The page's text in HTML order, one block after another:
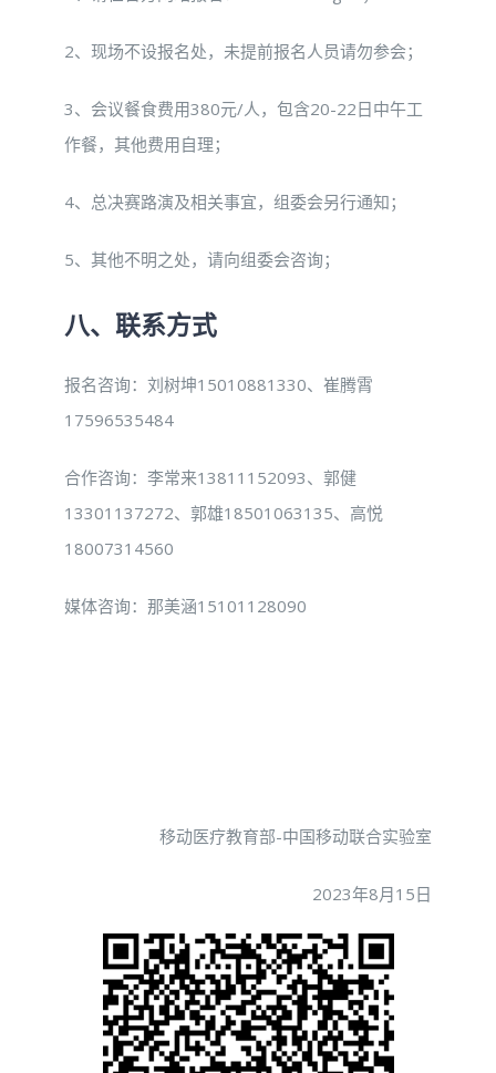
2、现场不设报名处，未提前报名人员请勿参会；
3、会议餐食费用380元/人，包含20-22日中午工
作餐，其他费用自理；
4、总决赛路演及相关事宜，组委会另行通知；
5、其他不明之处，请向组委会咨询；
八、联系方式
报名咨询：刘树坤15010881330、崔腾霄
17596535484
合作咨询：李常来13811152093、郭健
13301137272、郭雄18501063135、高悦
18007314560
媒体咨询：那美涵15101128090
移动医疗教育部-中国移动联合实验室
2023年8月15日